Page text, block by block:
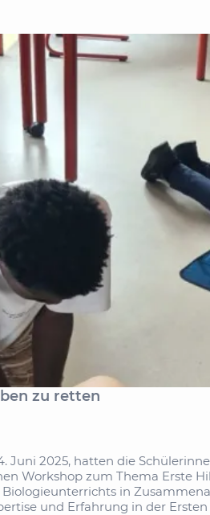
zu retten
Juni 2025, hatten die
Workshop zum Thema Erste
Biologieunterrichts in
und Erfahrung in der